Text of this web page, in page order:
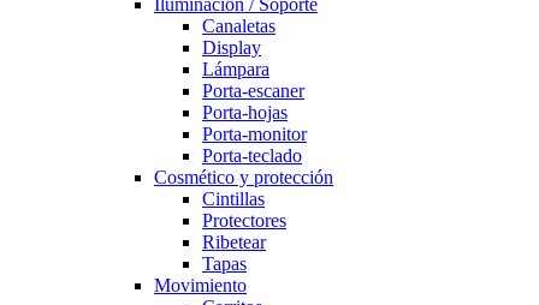
Iluminación / Soporte
Canaletas
Display
Lámpara
Porta-escaner
Porta-hojas
Porta-monitor
Porta-teclado
Cosmético y protección
Cintillas
Protectores
Ribetear
Tapas
Movimiento